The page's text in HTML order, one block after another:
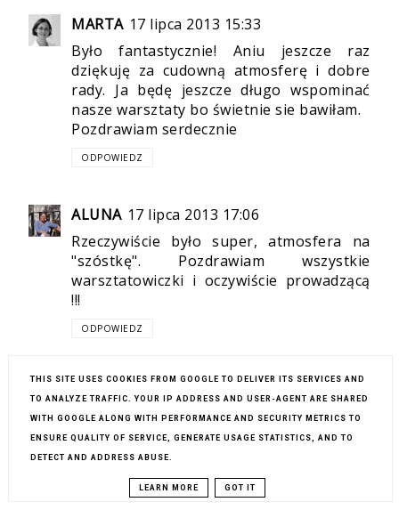
MARTA 17 lipca 2013 15:33
Było fantastycznie! Aniu jeszcze raz
dziękuję za cudowną atmosferę i dobre
rady. Ja będę jeszcze długo wspominać
nasze warsztaty bo świetnie sie bawiłam.
Pozdrawiam serdecznie
ODPOWIEDZ
ALUNA 17 lipca 2013 17:06
Rzeczywiście było super, atmosfera na
"szóstkę". Pozdrawiam wszystkie
warsztatowiczki i oczywiście prowadzącą
!!!
ODPOWIEDZ
HELA-MARIA PIPIEŃ [SADOWSKA] 17 lipca
2013 17:34
Mam nadzieję następnym razem się
załapać do Ciebie Aniu na warsztaty.
ODPOWIEDZ
THIS SITE USES COOKIES FROM GOOGLE TO DELIVER ITS SERVICES AND
TO ANALYZE TRAFFIC. YOUR IP ADDRESS AND USER-AGENT ARE SHARED
WITH GOOGLE ALONG WITH PERFORMANCE AND SECURITY METRICS TO
ENSURE QUALITY OF SERVICE, GENERATE USAGE STATISTICS, AND TO
DETECT AND ADDRESS ABUSE.
LEARN MORE GOT IT